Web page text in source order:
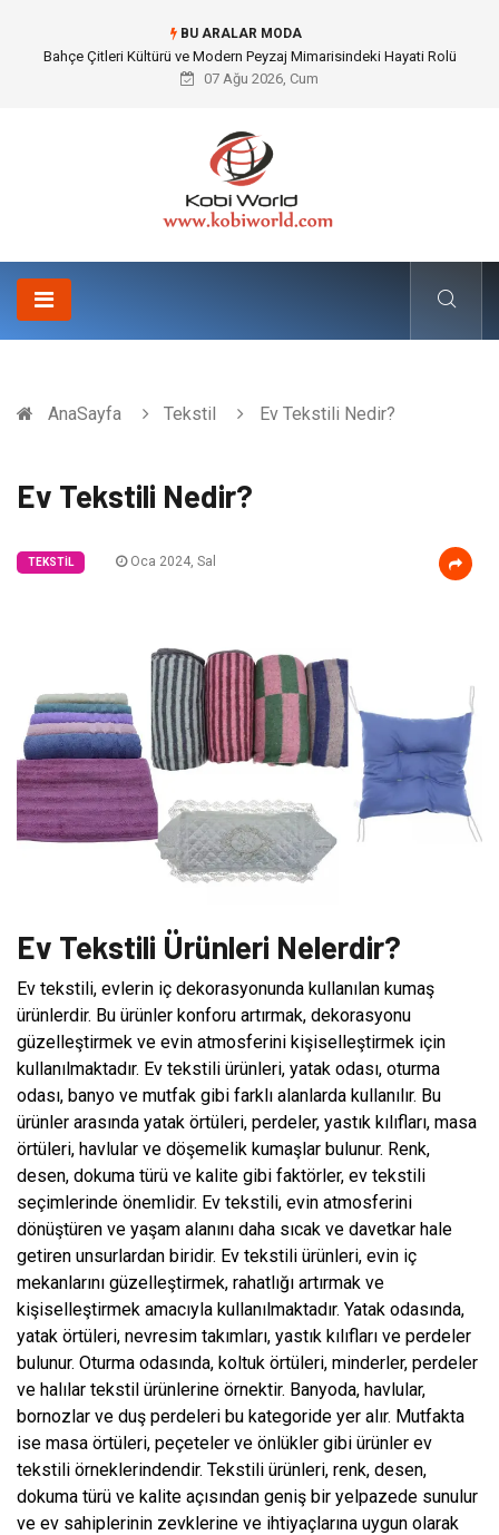
BU ARALAR MODA
Komple Tır Taşımacılığı İle Kesintisiz ve Güvenli Lojistik Çözümleri
07 Ağu 2026, Cum
AnaSayfa Tekstil Ev Tekstili Nedir?
Ev Tekstili Nedir?
TEKSTIL Oca 2024, Sal
Ev Tekstili Ürünleri Nelerdir?
Ev tekstili, evlerin iç dekorasyonunda kullanılan kumaş
ürünlerdir. Bu ürünler konforu artırmak, dekorasyonu
güzelleştirmek ve evin atmosferini kişiselleştirmek için
kullanılmaktadır. Ev tekstili ürünleri, yatak odası, oturma
odası, banyo ve mutfak gibi farklı alanlarda kullanılır. Bu
ürünler arasında yatak örtüleri, perdeler, yastık kılıfları, masa
örtüleri, havlular ve döşemelik kumaşlar bulunur. Renk,
desen, dokuma türü ve kalite gibi faktörler, ev tekstili
seçimlerinde önemlidir. Ev tekstili, evin atmosferini
dönüştüren ve yaşam alanını daha sıcak ve davetkar hale
getiren unsurlardan biridir. Ev tekstili ürünleri, evin iç
mekanlarını güzelleştirmek, rahatlığı artırmak ve
kişiselleştirmek amacıyla kullanılmaktadır. Yatak odasında,
yatak örtüleri, nevresim takımları, yastık kılıfları ve perdeler
bulunur. Oturma odasında, koltuk örtüleri, minderler, perdeler
ve halılar tekstil ürünlerine örnektir. Banyoda, havlular,
bornozlar ve duş perdeleri bu kategoride yer alır. Mutfakta
ise masa örtüleri, peçeteler ve önlükler gibi ürünler ev
tekstili örneklerindendir. Tekstili ürünleri, renk, desen,
dokuma türü ve kalite açısından geniş bir yelpazede sunulur
ve ev sahiplerinin zevklerine ve ihtiyaçlarına uygun olarak